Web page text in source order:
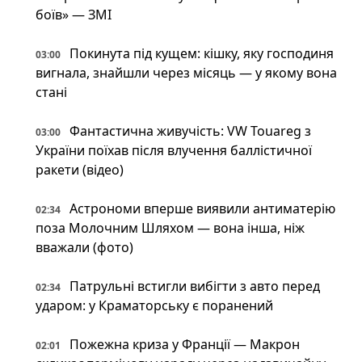
боїв» — ЗМІ
03:00
Покинута під кущем: кішку, яку господиня
вигнала, знайшли через місяць — у якому вона
стані
03:00
Фантастична живучість: VW Touareg з
України поїхав після влучення баллістичної
ракети (відео)
02:34
Астрономи вперше виявили антиматерію
поза Молочним Шляхом — вона інша, ніж
вважали (фото)
02:34
Патрульні встигли вибігти з авто перед
ударом: у Краматорську є поранений
02:01
Пожежна криза у Франції — Макрон